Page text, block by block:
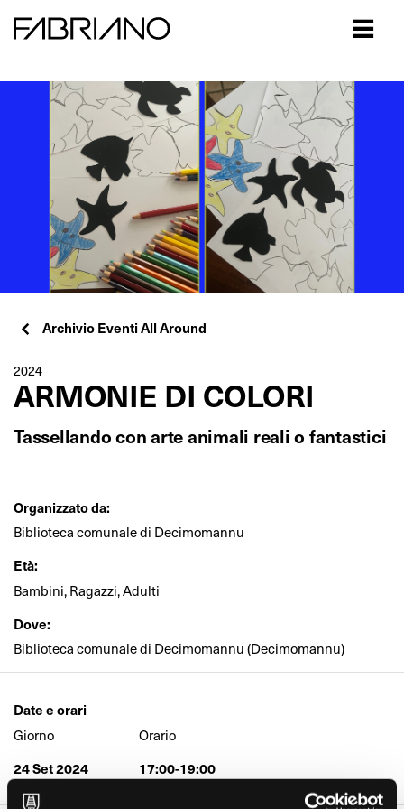
Archivio Eventi All Around
2024
ARMONIE DI COLORI
Tassellando con arte animali reali o fantastici
Organizzato da:
Biblioteca comunale di Decimomannu
Età:
Bambini, Ragazzi, Adulti
Dove:
Biblioteca comunale di Decimomannu (Decimomannu)
Date e orari
Giorno Orario
24 Set 2024 17:00-19:00